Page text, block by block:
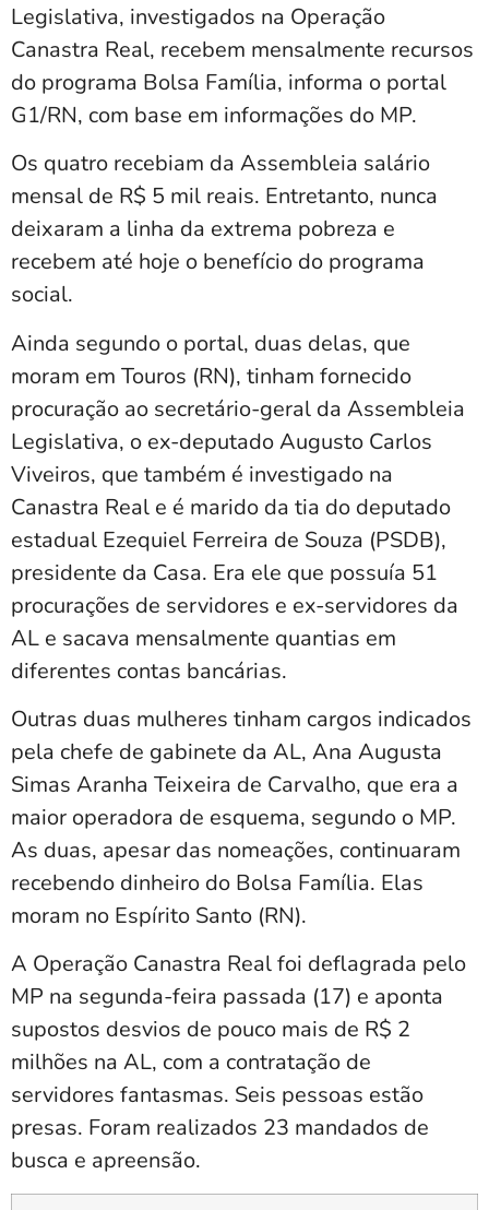
Legislativa, investigados na Operação
Canastra Real, recebem mensalmente recursos
do programa Bolsa Família, informa o portal
G1/RN, com base em informações do MP.
Os quatro recebiam da Assembleia salário
mensal de R$ 5 mil reais. Entretanto, nunca
deixaram a linha da extrema pobreza e
recebem até hoje o benefício do programa
social.
Ainda segundo o portal, duas delas, que
moram em Touros (RN), tinham fornecido
procuração ao secretário-geral da Assembleia
Legislativa, o ex-deputado Augusto Carlos
Viveiros, que também é investigado na
Canastra Real e é marido da tia do deputado
estadual Ezequiel Ferreira de Souza (PSDB),
presidente da Casa. Era ele que possuía 51
procurações de servidores e ex-servidores da
AL e sacava mensalmente quantias em
diferentes contas bancárias.
Outras duas mulheres tinham cargos indicados
pela chefe de gabinete da AL, Ana Augusta
Simas Aranha Teixeira de Carvalho, que era a
maior operadora de esquema, segundo o MP.
As duas, apesar das nomeações, continuaram
recebendo dinheiro do Bolsa Família. Elas
moram no Espírito Santo (RN).
A Operação Canastra Real foi deflagrada pelo
MP na segunda-feira passada (17) e aponta
supostos desvios de pouco mais de R$ 2
milhões na AL, com a contratação de
servidores fantasmas. Seis pessoas estão
presas. Foram realizados 23 mandados de
busca e apreensão.